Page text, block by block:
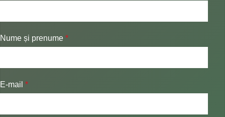
Nume și prenume*
E-mail*